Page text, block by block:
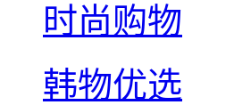
时尚购物
韩物优选